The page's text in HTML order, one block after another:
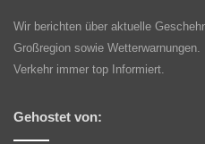
Wir berichten über aktuelle
Großregion sowie
Verkehr immer top Informiert.
Gehostet von: